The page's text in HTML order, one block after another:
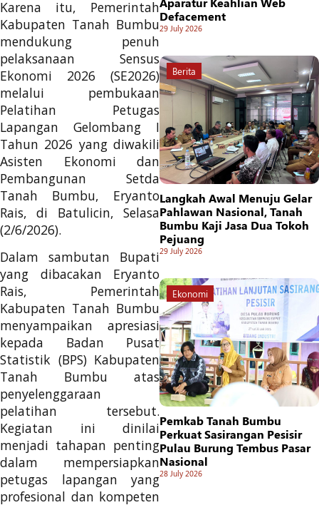
Karena itu, Pemerintah
Kabupaten Tanah Bumbu
mendukung penuh
pelaksanaan Sensus
Ekonomi 2026 (SE2026)
melalui pembukaan
Pelatihan Petugas
Lapangan Gelombang I
Tahun 2026 yang diwakili
Asisten Ekonomi dan
Pembangunan Setda
Tanah Bumbu, Eryanto
Rais, di Batulicin, Selasa
(2/6/2026).
Dalam sambutan Bupati
yang dibacakan Eryanto
Rais, Pemerintah
Kabupaten Tanah Bumbu
menyampaikan apresiasi
kepada Badan Pusat
Statistik (BPS) Kabupaten
Tanah Bumbu atas
penyelenggaraan
pelatihan tersebut.
Kegiatan ini dinilai
menjadi tahapan penting
dalam mempersiapkan
petugas lapangan yang
profesional dan kompeten
Defacement
29 July 2026
Berita
Langkah Awal Menuju Gelar
Pahlawan Nasional, Tanah
Bumbu Kaji Jasa Dua Tokoh
Pejuang
29 July 2026
Ekonomi
Pemkab Tanah Bumbu
Perkuat Sasirangan Pesisir
Pulau Burung Tembus Pasar
Nasional
28 July 2026